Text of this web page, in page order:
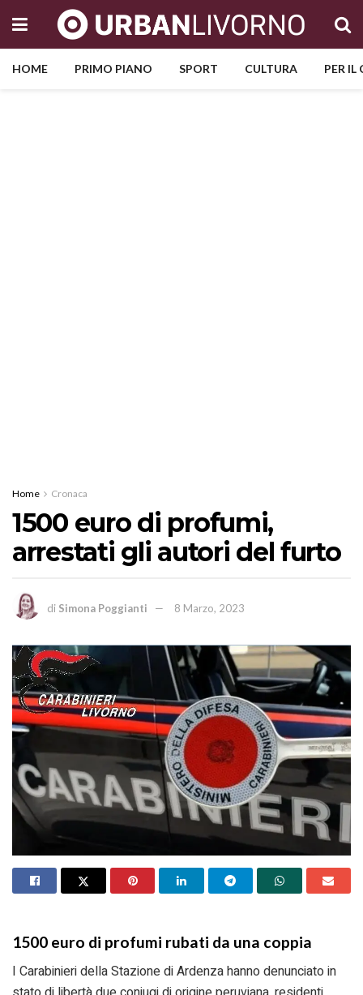
HOME PRIMO PIANO SPORT CULTURA PER
Home Cronaca
1500 euro di profumi,
arrestati gli autori del furto
di Simona Poggianti 8 Marzo, 2023
1500 euro di profumi rubati da una coppia
I Carabinieri della Stazione di Ardenza hanno denunciato in